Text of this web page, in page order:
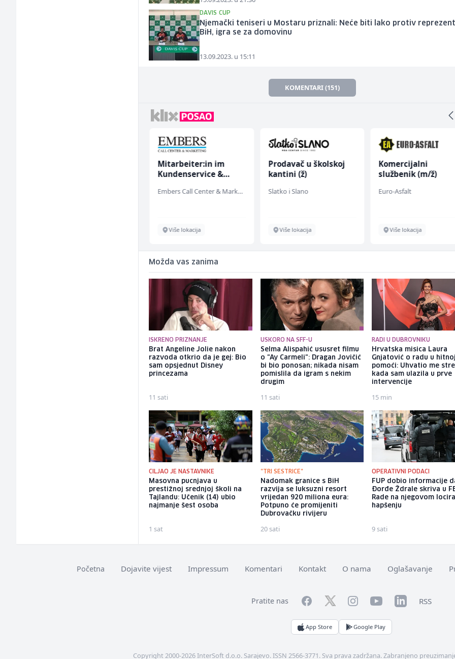
DAVIS CUP
Njemački teniseri u Mostaru priznali: Neće biti lako protiv
BiH, igra se za domovinu
13.09.2023. u 15:11
KOMENTARI (151)
Mitarbeiter:in im
Kundenservice &
Embers Call Center & Marketing
Više lokacija
Prodavač u školskoj
kantini (ž)
Slatko i Slano
Više lokacija
Komercijalni
službenik (m/ž)
Euro-Asfalt
Više lokacija
Možda vas zanima
ISKRENO PRIZNANJE
Brat Angeline Jolie nakon
razvoda otkrio da je gej: Bio
sam opsjednut Disney
princezama
11 sati
USKORO NA SFF-U
Selma Alispahić ususret filmu
o "Ay Carmeli": Dragan Jovičić
bi bio ponosan; nikada nisam
pomislila da igram s nekim
drugim
11 sati
RADI U DUBROVNIKU
Hrvatska misica Laura
Gnjatović o radu u hitnoj
pomoći: Uhvatio me
kada sam ulazila u prve
intervencije
15 min
CILJAO JE NASTAVNIKE
Masovna pucnjava u
prestižnoj srednjoj školi na
Tajlandu: Učenik (14) ubio
najmanje šest osoba
1 sat
"TRI SESTRICE"
Nadomak granice s BiH
razvija se luksuzni resort
vrijedan 920 miliona eura:
Potpuno će promijeniti
Dubrovačku rivijeru
20 sati
OPERATIVNI PODACI
FUP dobio informacije
Đorđe Ždrale skriva u
Rade na njegovom
hapšenju
9 sati
Početna Dojavite vijest Impressum Komentari Kontakt O nama Oglašavanje
Pratite nas FacebookTwitterInstagramYouTubeLinkedInRSS
App Store Google Play
Copyright 2000-2026 InterSoft d.o.o. Sarajevo. ISSN 2566-3771. Sva prava zadržana. Zabranjeno